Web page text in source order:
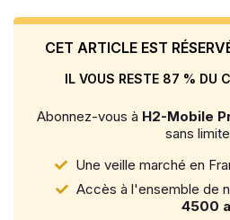
CET ARTICLE EST
IL VOUS RESTE 87 % DU
Abonnez-vous à H2-Mobile
sans
Une veille marché en
Accès à l'ensemble de
4500